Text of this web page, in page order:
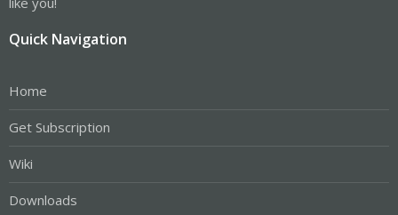
Quick Navigation
Home
Get Subscription
Wiki
Downloads